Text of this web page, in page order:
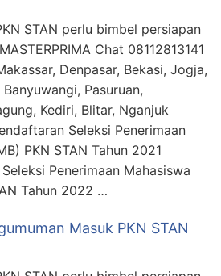
STAN perlu bimbel persiapan
Chat 08112813141
Denpasar, Bekasi, Jogja,
Pasuruan,
Kediri, Blitar, Nganjuk
Seleksi Penerimaan
PKN STAN Tahun 2021
Penerimaan Mahasiswa
Tahun 2022 …
Masuk PKN STAN